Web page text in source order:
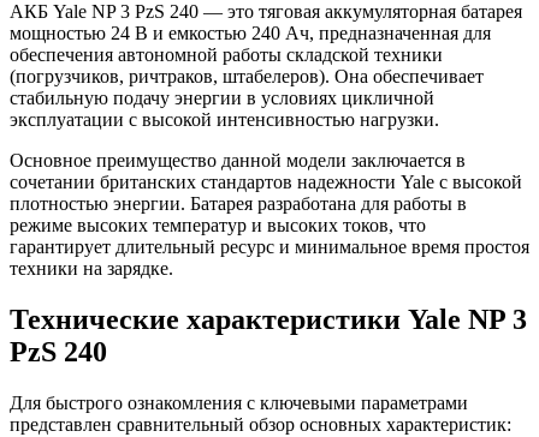
АКБ Yale NP 3 PzS 240 — это тяговая аккумуляторная батарея
мощностью 24 В и емкостью 240 Ач, предназначенная для
обеспечения автономной работы складской техники
(погрузчиков, ричтраков, штабелеров). Она обеспечивает
стабильную подачу энергии в условиях цикличной
эксплуатации с высокой интенсивностью нагрузки.
Основное преимущество данной модели заключается в
сочетании британских стандартов надежности Yale с высокой
плотностью энергии. Батарея разработана для работы в
режиме высоких температур и высоких токов, что
гарантирует длительный ресурс и минимальное время простоя
техники на зарядке.
Технические характеристики Yale NP 3
PzS 240
Для быстрого ознакомления с ключевыми параметрами
представлен сравнительный обзор основных характеристик: